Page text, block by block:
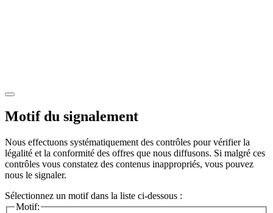
Motif du signalement
Nous effectuons systématiquement des contrôles pour vérifier la
légalité et la conformité des offres que nous diffusons. Si malgré ces
contrôles vous constatez des contenus inappropriés, vous pouvez
nous le signaler.
Sélectionnez un motif dans la liste ci-dessous :
Motif: